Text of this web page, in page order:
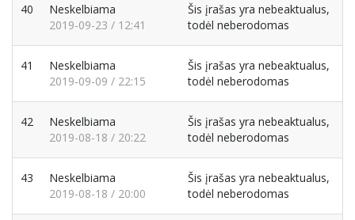
40
Neskelbiama
2019-09-23 / 12:41
Šis įrašas yra nebeaktualus,
todėl neberodomas
41
Neskelbiama
2019-09-09 / 22:15
Šis įrašas yra nebeaktualus,
todėl neberodomas
42
Neskelbiama
2019-08-18 / 20:22
Šis įrašas yra nebeaktualus,
todėl neberodomas
43
Neskelbiama
2019-08-18 / 20:00
Šis įrašas yra nebeaktualus,
todėl neberodomas